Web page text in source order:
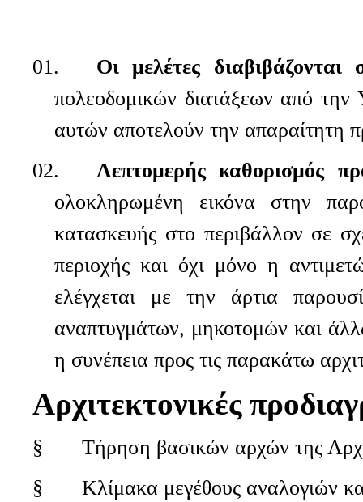
01.
Οι μελέτες
πολεοδομικών διατάξεων από
αυτών αποτελούν την απαραίτητη
02.
Λεπτομερής καθορισμός
ολοκληρωμένη εικόνα στην
κατασκευής στο περιβάλλον σε
περιοχής και όχι μόνο η
ελέγχεται με την άρτια
αναπτυγμάτων, μηκοτομών και
η συνέπεια προς τις παρακάτω
Αρχιτεκτονικές
§
Τήρηση βασικών αρχών της
§
Κλίμακα μεγέθους αναλογιών